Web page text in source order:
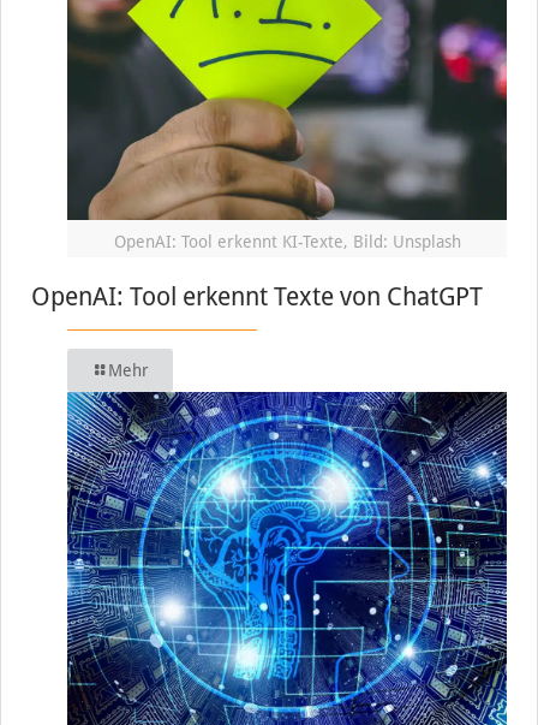
OpenAI: Tool erkennt KI-Texte, Bild: Unsplash
OpenAI: Tool erkennt Texte von ChatGPT
Mehr